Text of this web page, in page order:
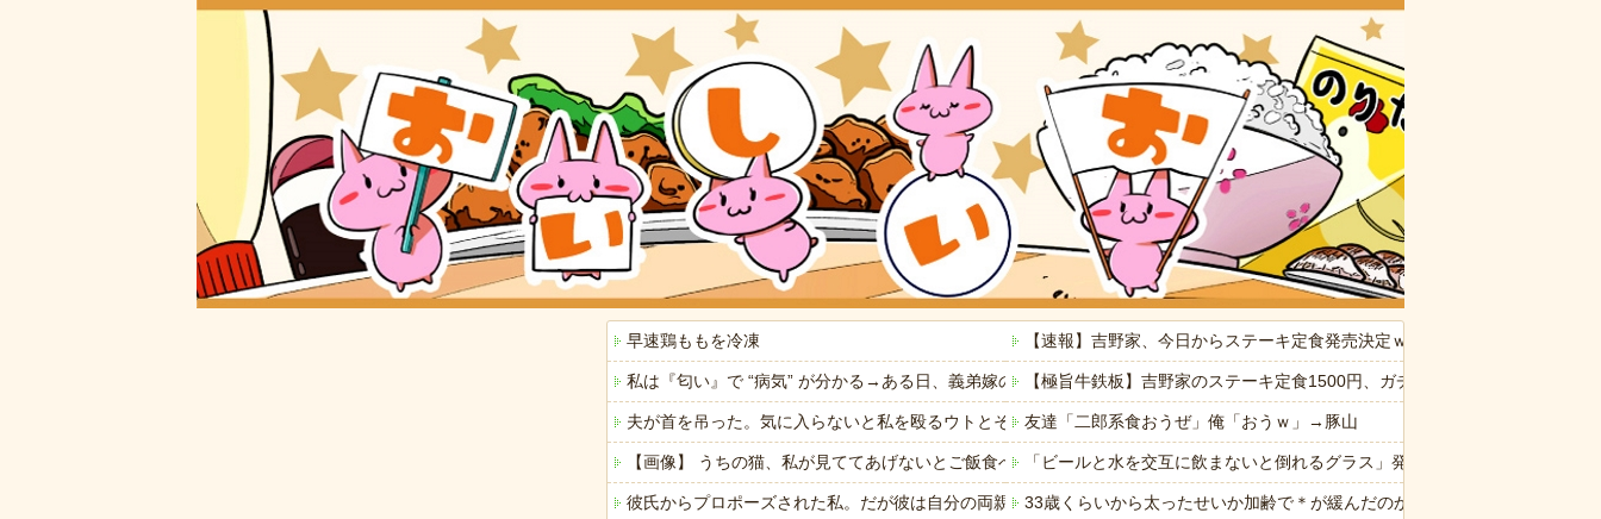
早速鶏ももを冷凍
私は『匂い』で “病気” が分かる→ある日、義弟嫁の子供から「ガンの匂い」がし始めたので、夫経由で「ガンではないか」と伝
夫が首を吊った。気に入らないと私を殴るウトとそれを傍観するトメに生活費をくれない夫…地獄の義実家をでて離婚しようと
【画像】 うちの猫、私が見ててあげないとご飯食べないのなんでなん
彼氏からプロポーズされた私。だが彼は自分の両親に私の存在を一度も報告してなかった
【速報】吉野家、今日からステーキ定食発売決定ｗｗｗｗｗｗ
【極旨牛鉄板】吉野家のステーキ定食1500円、ガチで美味そうｗｗｗ
友達「二郎系食おうぜ」俺「おうｗ」→豚山
「ビールと水を交互に飲まないと倒れるグラス」発売 適正飲酒を施す
33歳くらいから太ったせいか加齢で＊が緩んだのかチョビッと漏れるように